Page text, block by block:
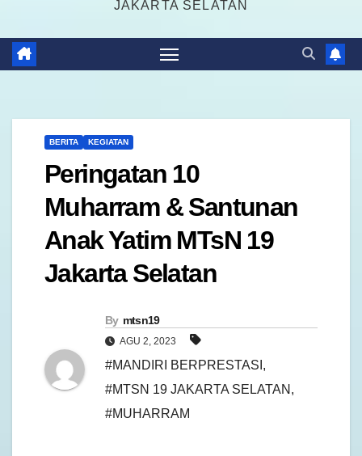
JAKARTA SELATAN
BERITA KEGIATAN
Peringatan 10
Muharram & Santunan
Anak Yatim MTsN 19
Jakarta Selatan
By mtsn19
AGU 2, 2023
#MANDIRI BERPRESTASI ,
#MTSN 19 JAKARTA SELATAN ,
#MUHARRAM